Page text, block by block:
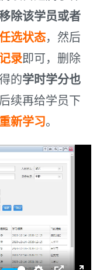
除该学员或者
选状态，然后
录即可，删除
的学时学分也
续再给学员下
重新学习。